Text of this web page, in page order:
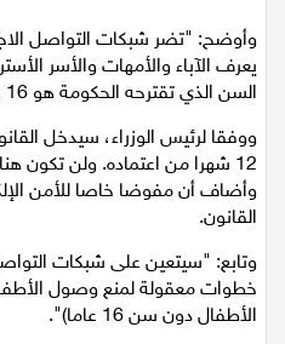
اقتصاد
مطبخ
صحة وطب
مجلة الحمرا
وأوضح: "تضر شبكات التواصل
يعرف الآباء والأمهات والأسر
السن الذي تقترحه الحكومة هو 16 عاما".
ووفقا لرئيس الوزراء، سيدخل
12 شهرا من اعتماده. ولن تكون
وأضاف أن مفوضا خاصا للأمن
القانون.
وتابع: "سيتعين على شبكات
الأطفال دون سن 16 عاما)".